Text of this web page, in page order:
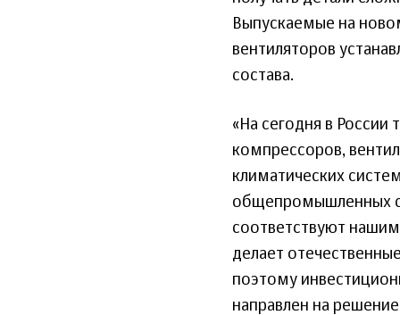
Выпускаемые на
вентиляторов
состава.
«На сегодня в России
компрессоров,
климатических
общепромышленных
соответствуют
делает
поэтому
направлен на